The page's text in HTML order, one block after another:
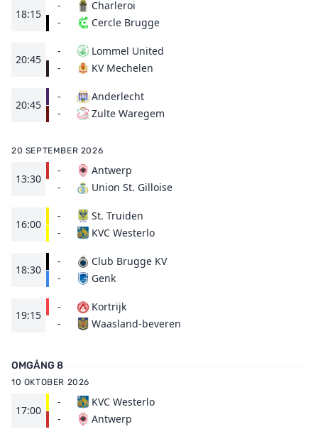
18:15
-
-
Charleroi
Cercle Brugge
20:45
-
-
Lommel United
KV Mechelen
20:45
-
-
Anderlecht
Zulte Waregem
20 SEPTEMBER 2026
13:30
-
-
Antwerp
Union St. Gilloise
16:00
-
-
St. Truiden
KVC Westerlo
18:30
-
-
Club Brugge KV
Genk
19:15
-
-
Kortrijk
Waasland-beveren
OMGÅNG 8
10 OKTOBER 2026
17:00
-
-
KVC Westerlo
Antwerp